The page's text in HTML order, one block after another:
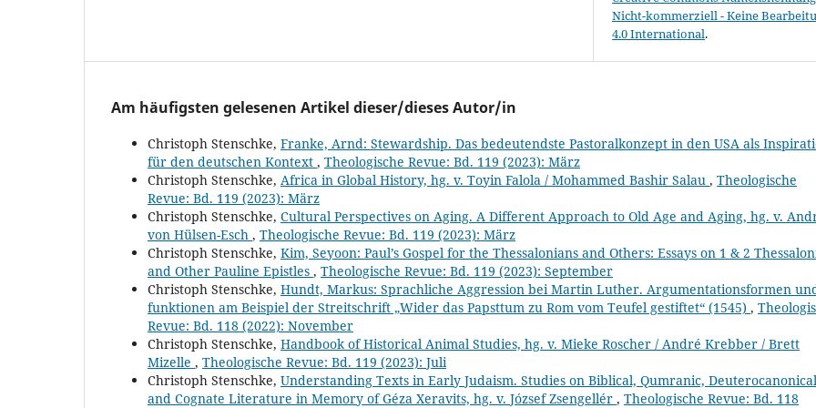
Nicht-kommerziell - Keine
4.0 International.
Am häufigsten gelesenen Artikel dieser/dieses Autor/in
Christoph Stenschke, Franke, Arnd: Stewardship. Das bedeutendste Pastoralkonzept in den USA als
für den deutschen Kontext , Theologische Revue: Bd. 119 (2023): März
Christoph Stenschke, Africa in Global History, hg. v. Toyin Falola / Mohammed Bashir Salau , Theologische
Revue: Bd. 119 (2023): März
Christoph Stenschke, Cultural Perspectives on Aging. A Different Approach to Old Age and Aging, hg. v.
von Hülsen-Esch , Theologische Revue: Bd. 119 (2023): März
Christoph Stenschke, Kim, Seyoon: Paul’s Gospel for the Thessalonians and Others: Essays on 1 & 2
and Other Pauline Epistles , Theologische Revue: Bd. 119 (2023): September
Christoph Stenschke, Hundt, Markus: Sprachliche Aggression bei Martin Luther. Argumentationsformen
funktionen am Beispiel der Streitschrift „Wider das Papsttum zu Rom vom Teufel gestiftet“ (1545) ,
Revue: Bd. 118 (2022): November
Christoph Stenschke, Handbook of Historical Animal Studies, hg. v. Mieke Roscher / André Krebber / Brett
Mizelle , Theologische Revue: Bd. 119 (2023): Juli
Christoph Stenschke, Understanding Texts in Early Judaism. Studies on Biblical, Qumranic, Deuterocanonical
and Cognate Literature in Memory of Géza Xeravits, hg. v. József Zsengellér , Theologische Revue: Bd. 118